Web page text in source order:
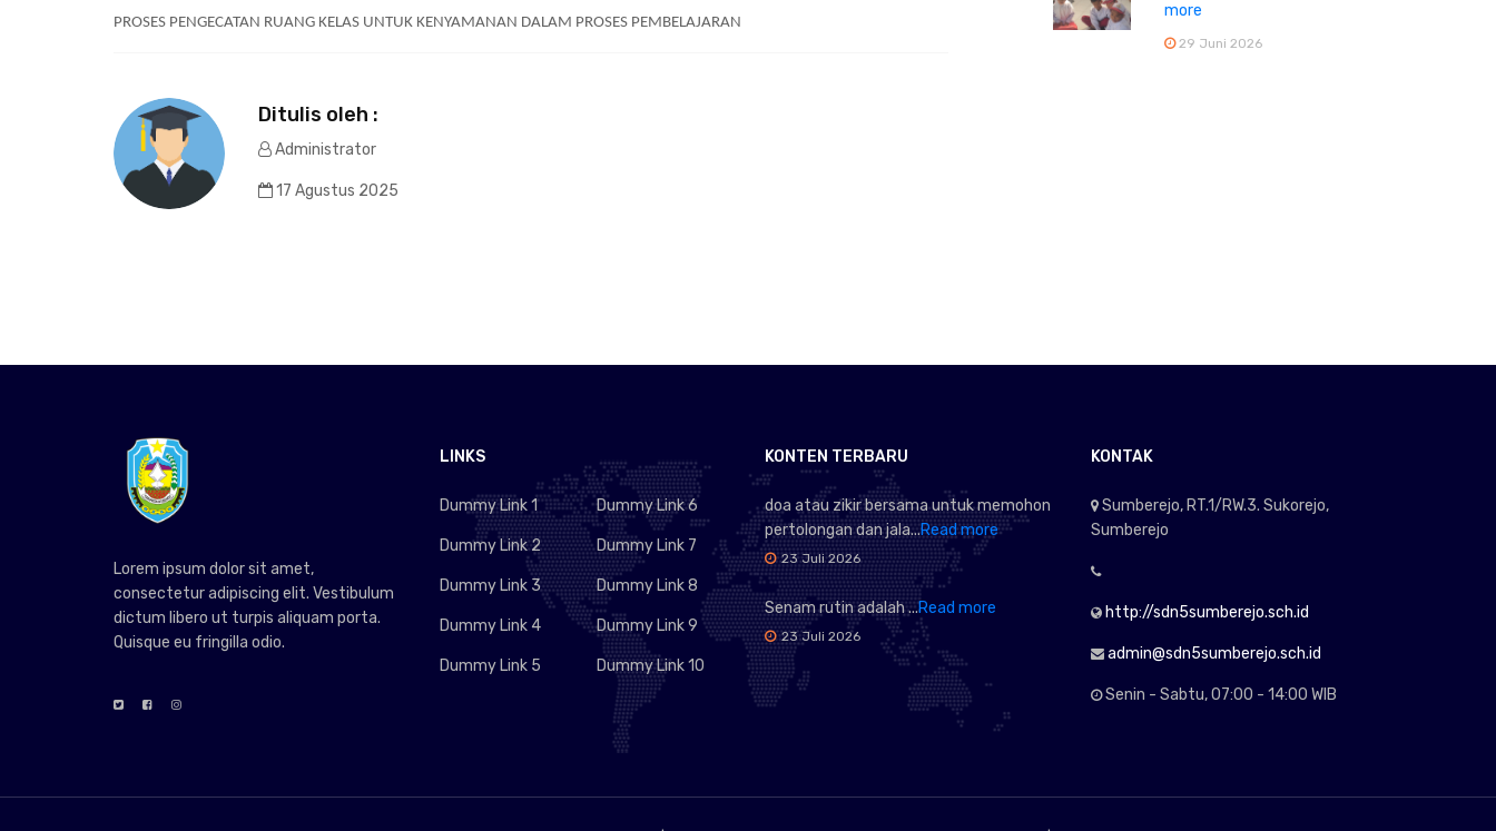
PROSES PENGECATAN RUANG KELAS UNTUK KENYAMANAN DALAM PROSES PEMBELAJARAN
Ditulis oleh :
Administrator
17 Agustus 2025
more
29 Juni 2026
Lorem ipsum dolor sit amet,
consectetur adipiscing elit. Vestibulum
dictum libero ut turpis aliquam porta.
Quisque eu fringilla odio.
LINKS
Dummy Link 1
Dummy Link 2
Dummy Link 3
Dummy Link 4
Dummy Link 5
Dummy Link 6
Dummy Link 7
Dummy Link 8
Dummy Link 9
Dummy Link 10
KONTEN TERBARU
doa atau zikir bersama untuk memohon
pertolongan dan jala...Read more
23 Juli 2026
Senam rutin adalah ...Read more
23 Juli 2026
KONTAK
Sumberejo, RT.1/RW.3. Sukorejo,
Sumberejo
http://sdn5sumberejo.sch.id
admin@sdn5sumberejo.sch.id
Senin - Sabtu, 07:00 - 14:00 WIB